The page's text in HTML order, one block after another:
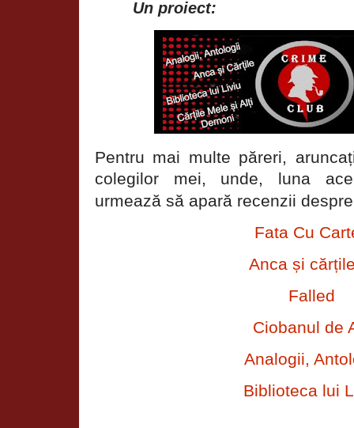
Un proiect:
Pentru mai multe păreri,
colegilor mei, unde, luna
urmează să apară recenzii
Fata Cu
Anca și
Falled
Ciobanul de
Analogii,
Biblioteca lui